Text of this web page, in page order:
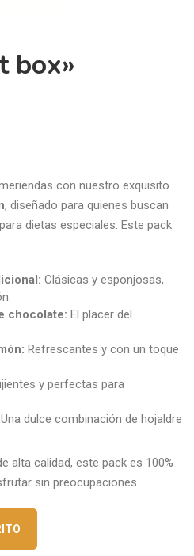
box»
con nuestro exquisito
, diseñado para quienes buscan
dietas especiales. Este pack
Clásicas y esponjosas,
chocolate: El placer del
Refrescantes y con un toque
y perfectas para
Una dulce combinación de hojaldre
alta calidad, este pack es 100%
sin preocupaciones.